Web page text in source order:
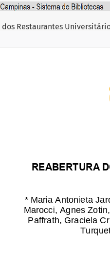
do Artigo
Restaurantes